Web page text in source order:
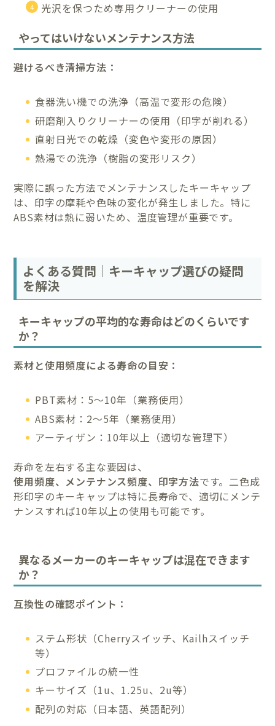
光沢を保つため専用クリーナーの使用
やってはいけないメンテナンス方法
避けるべき清掃方法：
食器洗い機での洗浄（高温で変形の危険）
研磨剤入りクリーナーの使用（印字が削れる）
直射日光での乾燥（変色や変形の原因）
熱湯での洗浄（樹脂の変形リスク）
実際に誤った方法でメンテナンスしたキーキャップ
は、印字の摩耗や色味の変化が発生しました。特に
ABS素材は熱に弱いため、温度管理が重要です。
よくある質問｜キーキャップ選びの疑問
を解決
キーキャップの平均的な寿命はどのくらいです
か？
素材と使用頻度による寿命の目安：
PBT素材：5〜10年（業務使用）
ABS素材：2〜5年（業務使用）
アーティザン：10年以上（適切な管理下）
寿命を左右する主な要因は、
使用頻度、メンテナンス頻度、印字方法です。二色成
形印字のキーキャップは特に長寿命で、適切にメンテ
ナンスすれば10年以上の使用も可能です。
異なるメーカーのキーキャップは混在できます
か？
互換性の確認ポイント：
ステム形状（Cherryスイッチ、Kailhスイッチ
等）
プロファイルの統一性
キーサイズ（1u、1.25u、2u等）
配列の対応（日本語、英語配列）